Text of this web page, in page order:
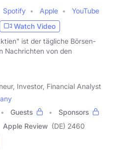
Spotify Apple
YouTube
Watch Video
ist der tägliche Börsen-
Nachrichten von den
Investor, Financial Analyst
Guests
Sponsors
Apple Review (DE) 2460